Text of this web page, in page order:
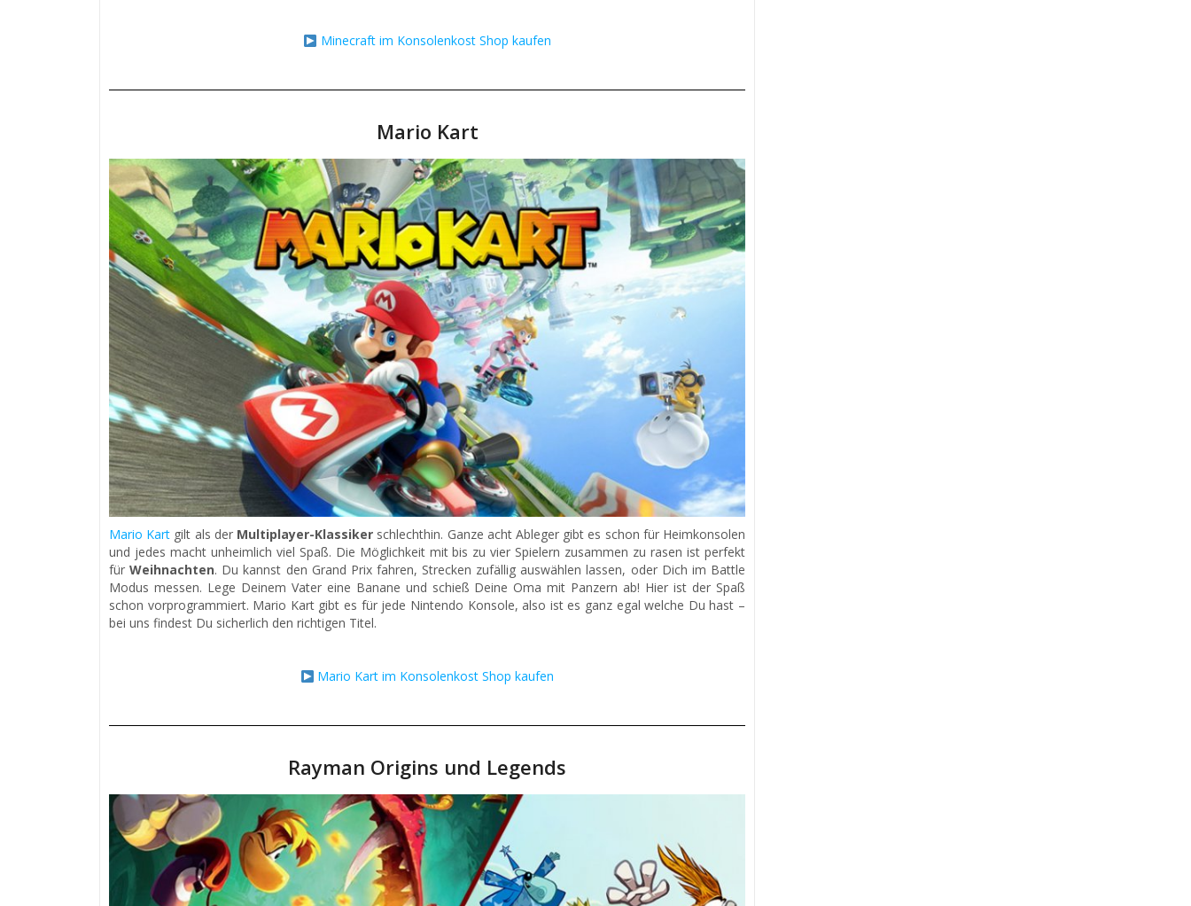
Minecraft im Konsolenkost Shop kaufen
Mario Kart
Mario Kart gilt als der Multiplayer-Klassiker schlechthin. Ganze acht Ableger gibt es schon für Heimkonsolen
und jedes macht unheimlich viel Spaß. Die Möglichkeit mit bis zu vier Spielern zusammen zu rasen ist perfekt
fürWeihnachten. Du kannst den Grand Prix fahren, Strecken zufällig auswählen lassen, oder Dich im Battle
Modus messen. Lege Deinem Vater eine Banane und schieß Deine Oma mit Panzern ab! Hier ist der Spaß
schon vorprogrammiert. Mario Kart gibt es für jede Nintendo Konsole, also ist es ganz egal welche Du hast –
bei uns findest Du sicherlich den richtigen Titel.
Mario Kart im Konsolenkost Shop kaufen
Rayman Origins und Legends